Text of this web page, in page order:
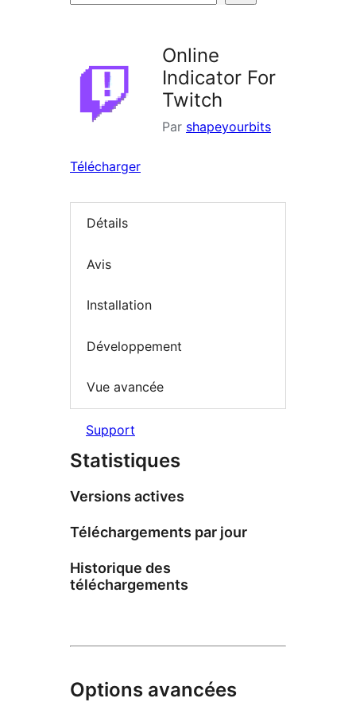
Online
Indicator For
Twitch
Par shapeyourbits
Télécharger
Détails
Avis
Installation
Développement
Vue avancée
Support
Statistiques
Versions actives
Téléchargements par jour
Historique des
téléchargements
Options avancées